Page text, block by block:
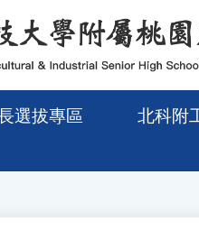
選拔專區 北科附